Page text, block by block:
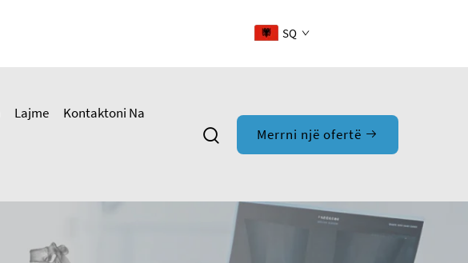
SQ
Lajme Kontaktoni Na
Merrni një ofertë